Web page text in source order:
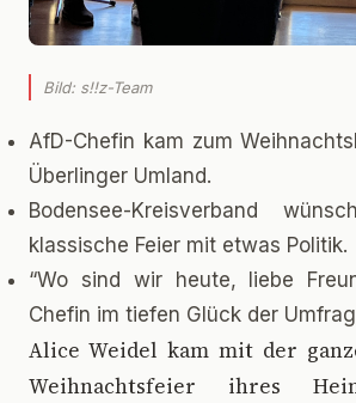
Bild: s!!z-Team
AfD-Chefin kam zum
Überlinger Umland.
Bodensee-Kreisverband
klassische Feier mit etwas Politik.
“Wo sind wir heute, liebe
Chefin im tiefen Glück der
Alice Weidel kam mit der
Weihnachtsfeier ihres